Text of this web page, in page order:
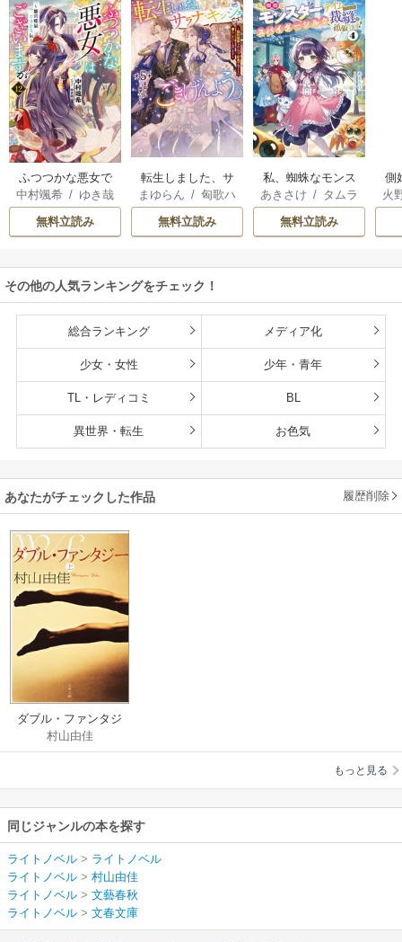
ふつつかな悪女で
はございますが
中村颯希 / ゆき哉
無料立読み
転生しました、サ
ラナ・キンジェで
す。ごきげんよ
う。
まゆらん /匈歌ハ
トリ
無料立読み
私、蜘蛛なモンス
ターをテイムした
ので、スパイダー
シルクで裁縫を頑
あきさけ / タムラ
ヨウ
無料立読み
側
火
その他の人気ランキングをチェック！
総合ランキング メディア化
少女・女性 少年・青年
TL・レディコミ BL
異世界・転生 お色気
あなたがチェックした作品 履歴削除
ダブル・ファンタジ
ー
村山由佳
もっと見る
同じジャンルの本を探す
ライトノベル > ライトノベル
ライトノベル > 村山由佳
ライトノベル > 文藝春秋
ライトノベル > 文春文庫